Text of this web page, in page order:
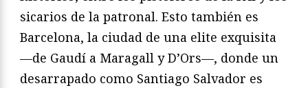
sicarios de la patronal. Esto también es
Barcelona, la ciudad de una elite exquisita
—de Gaudí a Maragall y D’Ors—, donde un
desarrapado como Santiago Salvador es